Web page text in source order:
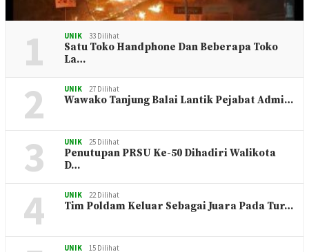
1 UNIK 33 Dilihat
Satu Toko Handphone Dan Beberapa Toko
La…
2 UNIK 27 Dilihat
Wawako Tanjung Balai Lantik Pejabat Admi…
3 UNIK 25 Dilihat
Penutupan PRSU Ke-50 Dihadiri Walikota
D…
4 UNIK 22 Dilihat
Tim Poldam Keluar Sebagai Juara Pada Tur…
UNIK 15 Dilihat